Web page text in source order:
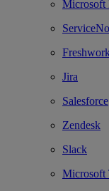
Microsoft
Jira
Salesforce
Zendesk
Slack
Microsoft